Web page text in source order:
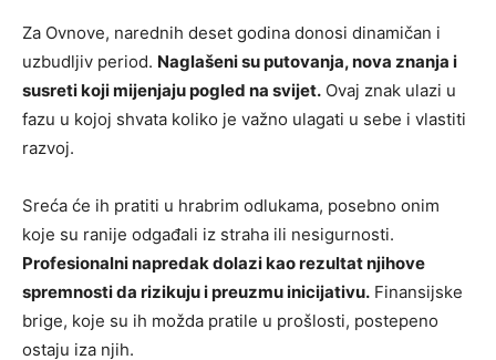
Za Ovnove, narednih deset godina donosi dinamičan i
uzbudljiv period. Naglašeni su putovanja, nova znanja i
susreti koji mijenjaju pogled na svijet. Ovaj znak ulazi u
fazu u kojoj shvata koliko je važno ulagati u sebe i vlastiti
razvoj.
Sreća će ih pratiti u hrabrim odlukama, posebno onim
koje su ranije odgađali iz straha ili nesigurnosti.
Profesionalni napredak dolazi kao rezultat njihove
spremnosti da rizikuju i preuzmu inicijativu. Finansijske
brige, koje su ih možda pratile u prošlosti, postepeno
ostaju iza njih.